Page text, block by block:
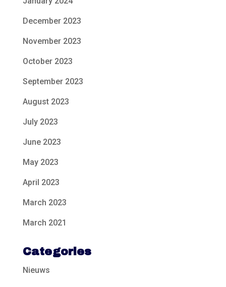
December 2023
November 2023
October 2023
September 2023
August 2023
July 2023
June 2023
May 2023
April 2023
March 2023
March 2021
Categories
Nieuws